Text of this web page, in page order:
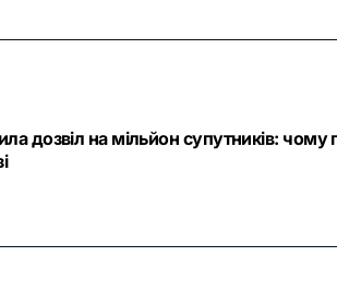
дозвіл на мільйон супутників: